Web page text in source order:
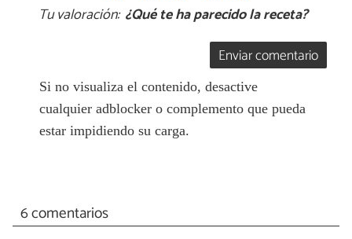
Tu valoración: ¿Qué te ha parecido la receta?
Enviar comentario
Si no visualiza el contenido, desactive
cualquier adblocker o complemento que pueda
estar impidiendo su carga.
6 comentarios